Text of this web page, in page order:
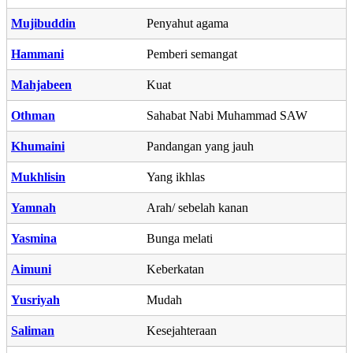
Mujibuddin Penyahut agama
Hammani Pemberi semangat
Mahjabeen Kuat
Othman Sahabat Nabi Muhammad SAW
Khumaini Pandangan yang jauh
Mukhlisin Yang ikhlas
Yamnah Arah/ sebelah kanan
Yasmina Bunga melati
Aimuni Keberkatan
Yusriyah Mudah
Saliman Kesejahteraan